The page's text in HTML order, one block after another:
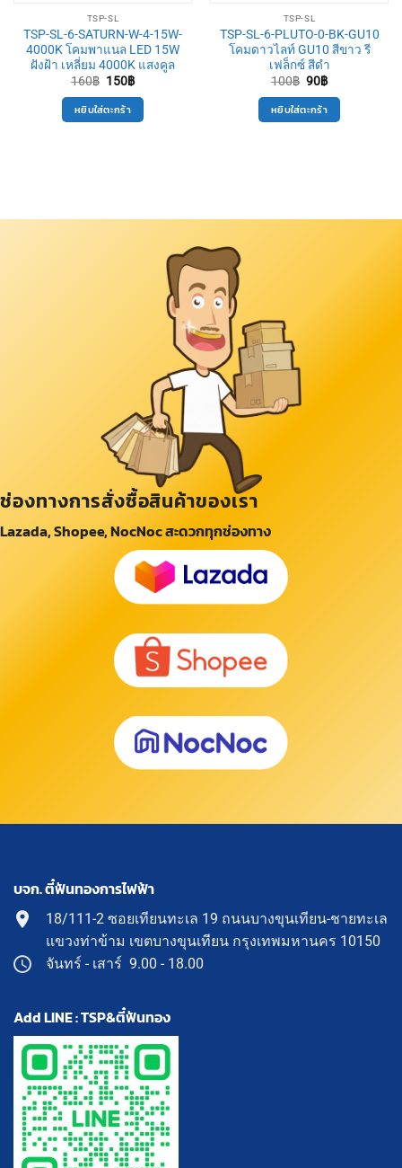
TSP-SL
TSP-SL-6-SATURN-W-4-15W-
4000K โคมพาแนล LED 15W
ฝังฝ้า เหลี่ยม 4000K แสงคูล
160฿ Original
was:
160฿.
150฿Current
is:
หยิบใส่ตะกร้า
TSP-SL
TSP-SL-6-PLUTO-0-BK-GU10
โคมดาวไลท์ GU10 สีขาว รี
เฟล็กซ์ สีดำ
100฿ Original
was:
100฿.
90฿Current
is:
90฿.
หยิบใส่ตะกร้า
ช่องทางการสั่งซื้อสินค้าของเรา
Lazada, Shopee, NocNoc สะดวกทุกช่องทาง
บจก. ตี๋ฟันทองการไฟฟ้า
18/111-2 ซอยเทียนทะเล 19 ถนนบางขุนเทียน-ชายทะเล
แขวงท่าข้าม เขตบางขุนเทียน กรุงเทพมหานคร 10150
จันทร์ - เสาร์ 9.00 - 18.00
Add LINE : TSP&ตี๋ฟันทอง